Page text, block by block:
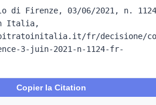
di Firenze, 03/06/2021, n.
Italia,
fr/decisione/
3-juin-2021-n-1124-fr-
Copier la Citation